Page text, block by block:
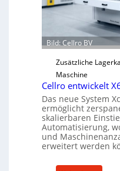
e
Ü
r
a
s
t
s
c
u
Bild: Cellro BV
Zusätzliche
Maschine
Cellro entwickelt
Das neue System
ermöglicht
skalierbaren
Automatisierung,
und
erweitert werden